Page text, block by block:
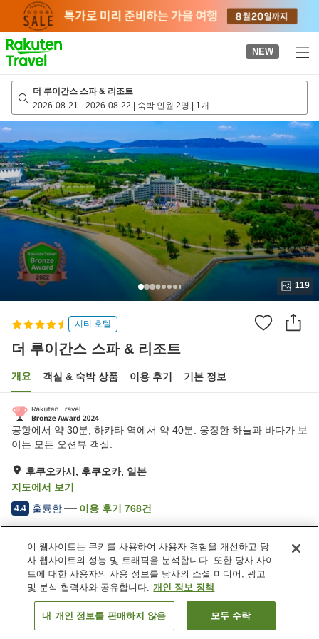
page
NEW
더 루이간스 스파 & 리조트
2026-08-21 - 2026-08-22 | 숙박 인원 2명 | 1개
119
시티 호텔
더 루이간스 스파 & 리조트
개요 객실 & 숙박 상품 이용 후기 기본 정보
공항에서 약 30분, 하카타 역에서 약 40분. 웅장한 하늘과 바다가 보
이는 모든 오션뷰 객실.
후쿠오카시, 후쿠오카, 일본
지도에서 보기
4.4 훌륭함 이용 후기 768건
숙소 편의 시설/서비스
송영 서비스
택배
드라이클리닝
룸서비스
일본 후쿠오카 후쿠오카시 더 루이간스 스파 & 리조트
객실 보기
이 웹사이트는 쿠키를 사용하여 사용자 경험을 개선하고 당
사 웹사이트의 성능 및 트래픽을 분석합니다. 또한 당사 사이
트에 대한 사용자의 사용 정보를 당사의 소셜 미디어, 광고
및 분석 협력사와 공유합니다. 개인 정보 정책
내 개인 정보를 판매하지 않음 모두 수락